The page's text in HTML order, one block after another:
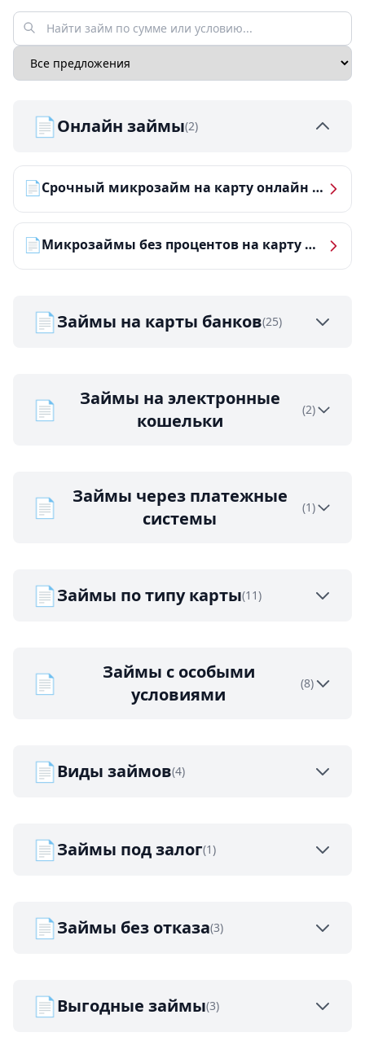
📄Онлайн займы(2)
📄 Срочный микрозайм на карту онлайн — получить деньги за 5 минут
📄 Микрозаймы без процентов на карту — ТОП-10 за 2026 год
📄Займы на карты банков(25)
📄
Займы на электронные
кошельки
(2)
📄
Займы через платежные
системы
(1)
📄Займы по типу карты(11)
📄
Займы с особыми
условиями
(8)
📄Виды займов(4)
📄Займы под залог(1)
📄Займы без отказа(3)
📄Выгодные займы(3)